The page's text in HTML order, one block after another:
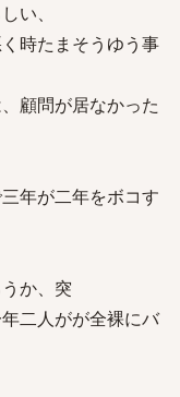
い、
時たまそうゆう事
顧問が居なかった
年が二年をボコす
か、突
二人がが全裸にバ